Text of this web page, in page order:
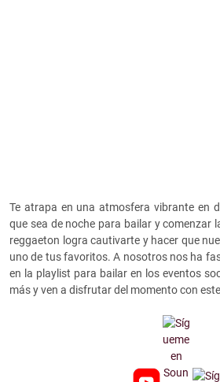
Te atrapa en una atmosfera vibrante en
que sea de noche para bailar y comenzar
reggaeton logra cautivarte y hacer que
uno de tus favoritos. A nosotros nos ha
en la playlist para bailar en los eventos
más y ven a disfrutar del momento con